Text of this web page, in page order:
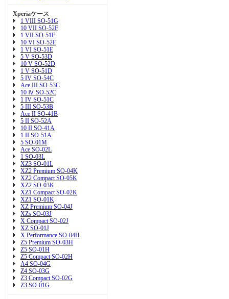
Xperiaケース
1 VIII SO-51G
10 VII SO-52F
1 VII SO-51F
10 VI SO-52E
1 VI SO-51E
5 V SO-53D
10 V SO-52D
1 V SO-51D
5 IV SO-54C
Ace III SO-53C
10 Ⅳ SO-52C
1 IV SO-51C
5 III SO-53B
Ace II SO-41B
5 II SO-52A
10 II SO-41A
1 II SO-51A
5 SO-01M
Ace SO-02L
1 SO-03L
XZ3 SO-01L
XZ2 Premium SO-04K
XZ2 Compact SO-05K
XZ2 SO-03K
XZ1 Compact SO-02K
XZ1 SO-01K
XZ Premium SO-04J
XZs SO-03J
X Compact SO-02J
XZ SO-01J
X Performance SO-04H
Z5 Premium SO-03H
Z5 SO-01H
Z5 Compact SO-02H
A4 SO-04G
Z4 SO-03G
Z3 Compact SO-02G
Z3 SO-01G